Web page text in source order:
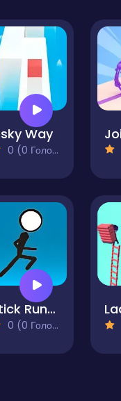
Way
0 (0 Голосів)
Stick Runner
0 (0 Голосів)